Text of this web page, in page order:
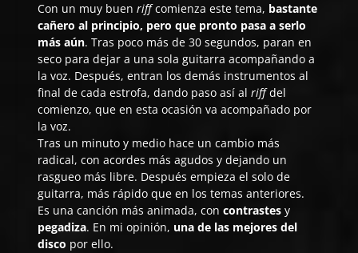
Con un muy buenriffcomienza este tema, bastante
cañero al principio, pero que pronto pasa a serlo
más aún. Tras poco más de 30 segundos, paran en
seco para dejar a una sola guitarra acompañando a
la voz. Después, entran los demás instrumentos al
final de cada estrofa, dando paso así alriffdel
comienzo, que en esta ocasión va acompañado por
la voz.
Tras un minuto y medio hace un cambio más
radical, con acordes más agudos y dejando un
rasgueo más libre. Después empieza el solo de
guitarra, más rápido que en los temas anteriores.
Es una canción más animada, concontrastesy
pegadiza. En mi opinión, una de las mejores del
disco por ello.